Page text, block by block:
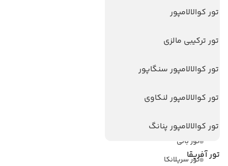
تور کوالالامپور
تور ترکیبی مالزی
تور کوالالامپور سنگاپور
تور کوالالامپور لنکاوی
تور کوالالامپور پنانگ
تور آفریقا
هتل های سریلانکا
تورهای پربازدید
تور آنتالیا
تور پوکت
تور بالی
تور سریلانکا